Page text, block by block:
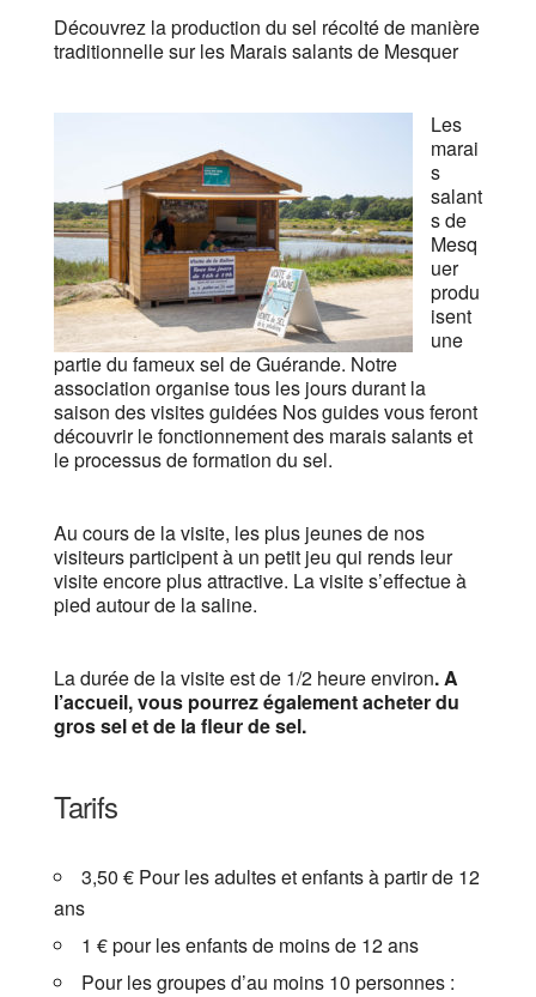
Découvrez la production du sel récolté de manière
traditionnelle sur les Marais salants de Mesquer
Les
marai
s
salant
s de
Mesq
uer
produ
isent
une
partie du fameux sel de Guérande. Notre
association organise tous les jours durant la
saison des visites guidées Nos guides vous feront
découvrir le fonctionnement des marais salants et
le processus de formation du sel.
Au cours de la visite, les plus jeunes de nos
visiteurs participent à un petit jeu qui rends leur
visite encore plus attractive. La visite s’effectue à
pied autour de la saline.
La durée de la visite est de 1/2 heure environ. A
l’accueil, vous pourrez également acheter du
gros sel et de la fleur de sel.
Tarifs
3,50 € Pour les adultes et enfants à partir de 12
ans
1 € pour les enfants de moins de 12 ans
Pour les groupes d’au moins 10 personnes :